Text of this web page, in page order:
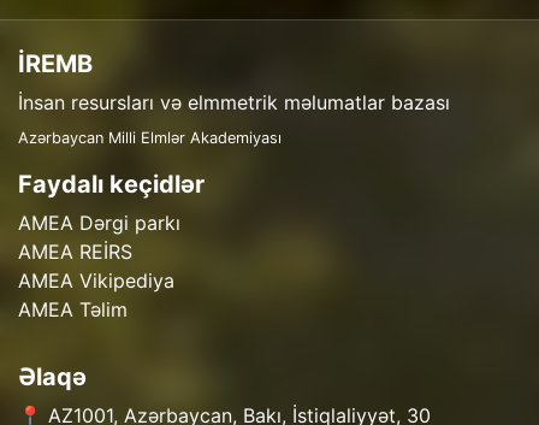
İREMB
İnsan resursları və elmmetrik məlumatlar bazası
Azərbaycan Milli Elmlər Akademiyası
Faydalı keçidlər
AMEA Dərgi parkı
AMEA REİRS
AMEA Vikipediya
AMEA Təlim
Əlaqə
📍 AZ1001, Azərbaycan, Bakı, İstiqlaliyyət, 30